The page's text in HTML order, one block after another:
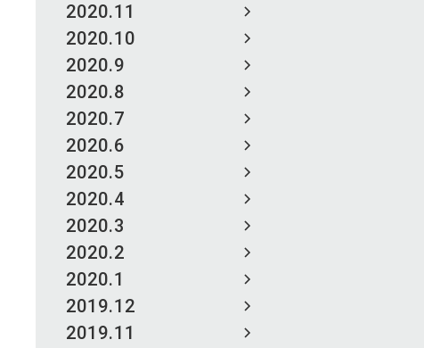
2020.11
2020.10
2020.9
2020.8
2020.7
2020.6
2020.5
2020.4
2020.3
2020.2
2020.1
2019.12
2019.11